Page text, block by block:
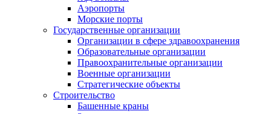
Аэропорты
Морские порты
Государственные организации
Организации в сфере здравоохранения
Образовательные организации
Правоохранительные организации
Военные организации
Стратегические объекты
Строительство
Башенные краны